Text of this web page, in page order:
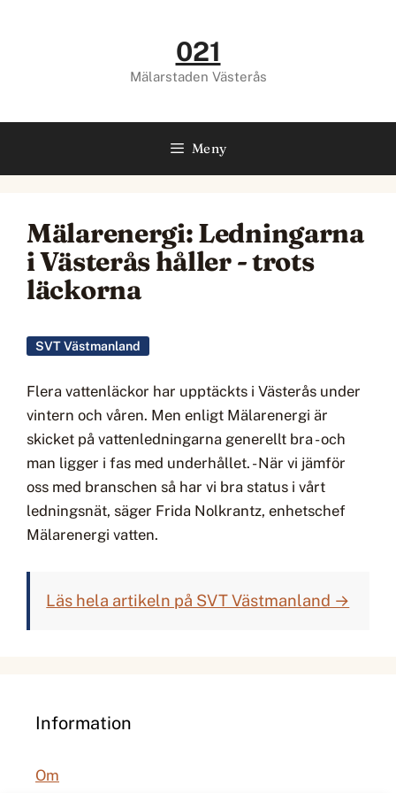
021
Mälarstaden Västerås
Meny
Mälarenergi: Ledningarna
i Västerås håller - trots
läckorna
SVT Västmanland
Flera vattenläckor har upptäckts i Västerås under
vintern och våren. Men enligt Mälarenergi är
skicket på vattenledningarna generellt bra - och
man ligger i fas med underhållet. - När vi jämför
oss med branschen så har vi bra status i vårt
ledningsnät, säger Frida Nolkrantz, enhetschef
Mälarenergi vatten.
Läs hela artikeln på SVT Västmanland →
Information
Om